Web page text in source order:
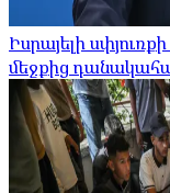
Իսրայելի
մեջքից